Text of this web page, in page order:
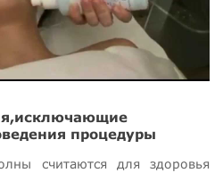
процедуры
считаются для здоровья